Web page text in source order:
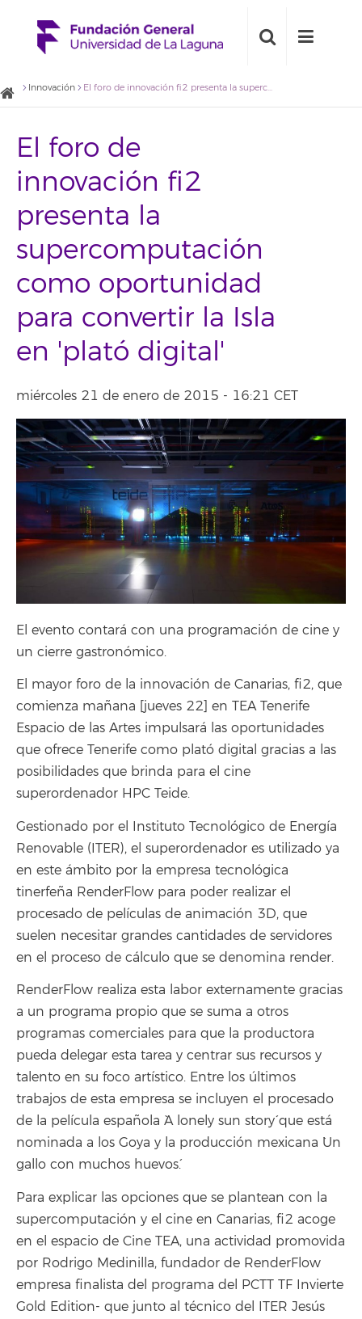
Innovación El foro de innovación fi2 presenta la supercomputación como oportunidad para convertir la Isla en 'plató digital'
El foro de
innovación fi2
presenta la
supercomputación
como oportunidad
para convertir la Isla
en 'plató digital'
miércoles 21 de enero de 2015 - 16:21 CET
El evento contará con una programación de cine y
un cierre gastronómico.
El mayor foro de la innovación de Canarias, fi2, que
comienza mañana [jueves 22] en TEA Tenerife
Espacio de las Artes impulsará las oportunidades
que ofrece Tenerife como plató digital gracias a las
posibilidades que brinda para el cine
superordenador HPC Teide.
Gestionado por el Instituto Tecnológico de Energía
Renovable (ITER), el superordenador es utilizado ya
en este ámbito por la empresa tecnológica
tinerfeña RenderFlow para poder realizar el
procesado de películas de animación 3D, que
suelen necesitar grandes cantidades de servidores
en el proceso de cálculo que se denomina render.
RenderFlow realiza esta labor externamente gracias
a un programa propio que se suma a otros
programas comerciales para que la productora
pueda delegar esta tarea y centrar sus recursos y
talento en su foco artístico. Entre los últimos
trabajos de esta empresa se incluyen el procesado
de la película española `A lonely sun story´ que está
nominada a los Goya y la producción mexicana `Un
gallo con muchos huevos´.
Para explicar las opciones que se plantean con la
supercomputación y el cine en Canarias, fi2 acoge
en el espacio de Cine TEA, una actividad promovida
por Rodrigo Medinilla, fundador de RenderFlow
empresa finalista del programa del PCTT TF Invierte
Gold Edition- que junto al técnico del ITER Jesús